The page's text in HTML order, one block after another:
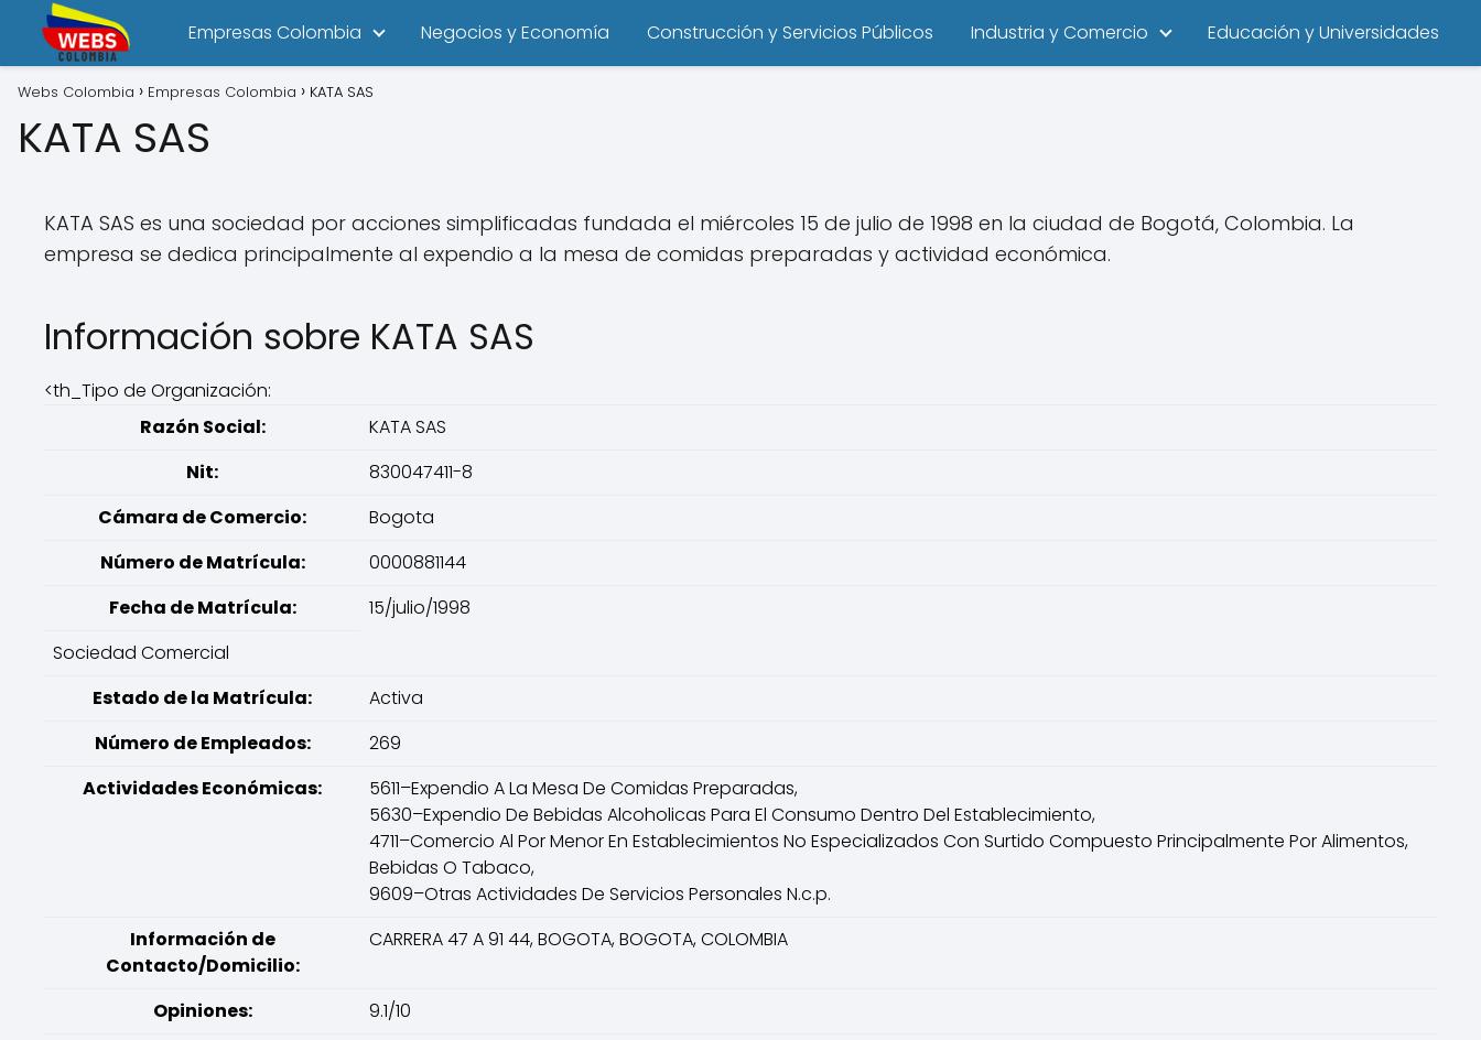
Empresas Colombia Negocios y Economía Construcción y Servicios Públicos Industria y Comercio Educación y Universidades
Webs Colombia Empresas Colombia KATA SAS
KATA SAS
KATA SAS es una sociedad por acciones simplificadas fundada el miércoles 15 de julio de 1998 en la ciudad de Bogotá, Colombia. La
empresa se dedica principalmente al expendio a la mesa de comidas preparadas y actividad económica.
Información sobre KATA SAS
<th_Tipo de Organización:
Razón Social:
KATA SAS
Nit:
830047411-8
Cámara de Comercio:
Bogota
Número de Matrícula:
0000881144
Fecha de Matrícula:
15/julio/1998
Sociedad Comercial
Estado de la Matrícula:
Activa
Número de Empleados:
269
Actividades Económicas:
5611–Expendio A La Mesa De Comidas Preparadas,
5630–Expendio De Bebidas Alcoholicas Para El Consumo Dentro Del Establecimiento,
4711–Comercio Al Por Menor En Establecimientos No Especializados Con Surtido Compuesto Principalmente Por Alimentos,
Bebidas O Tabaco,
9609–Otras Actividades De Servicios Personales N.c.p.
Información de
Contacto/Domicilio:
CARRERA 47 A 91 44, BOGOTA, BOGOTA, COLOMBIA
Opiniones:
9.1/10